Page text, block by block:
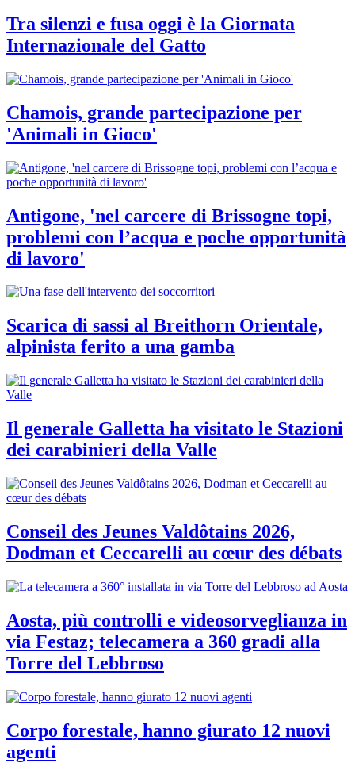
Tra silenzi e fusa oggi è la Giornata
Internazionale del Gatto
Chamois, grande partecipazione per
'Animali in Gioco'
Antigone, 'nel carcere di Brissogne topi,
problemi con l’acqua e poche opportunità
di lavoro'
Scarica di sassi al Breithorn Orientale,
alpinista ferito a una gamba
Il generale Galletta ha visitato le Stazioni
dei carabinieri della Valle
Conseil des Jeunes Valdôtains 2026,
Dodman et Ceccarelli au cœur des débats
Aosta, più controlli e videosorveglianza in
via Festaz; telecamera a 360 gradi alla
Torre del Lebbroso
Corpo forestale, hanno giurato 12 nuovi
agenti